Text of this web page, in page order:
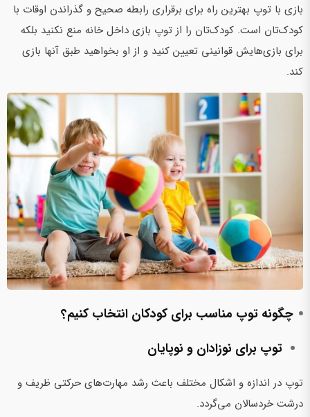
بازی با توپ بهترین راه برای برقراری رابطه صحیح و گذراندن اوقات با
کودک‌تان است. کودک‌تان را از توپ بازی داخل خانه منع نکنید بلکه
برای بازی‌هایش قوانینی تعیین کنید و از او بخواهید طبق آنها بازی
کند.
چگونه توپ مناسب برای کودکان انتخاب کنیم؟
توپ برای نوزادان و نوپایان
توپ در اندازه‌ و اشکال مختلف باعث رشد مهارت‌های حرکتی ظریف و
درشت خردسالان می‌گردد.